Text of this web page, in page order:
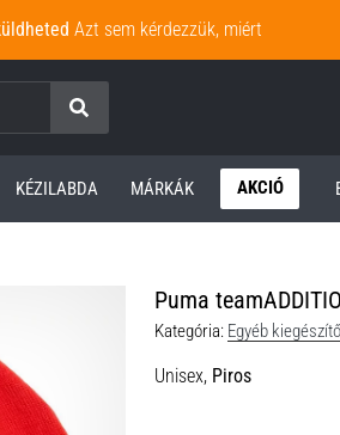
Azt sem kérdezzük, miért
Keresés
KÉZILABDA MÁRKÁK AKCIÓ
Puma
Kategória: Egyéb
Unisex, Piros